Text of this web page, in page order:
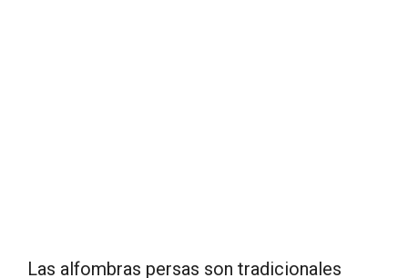
Las alfombras persas son tradicionales